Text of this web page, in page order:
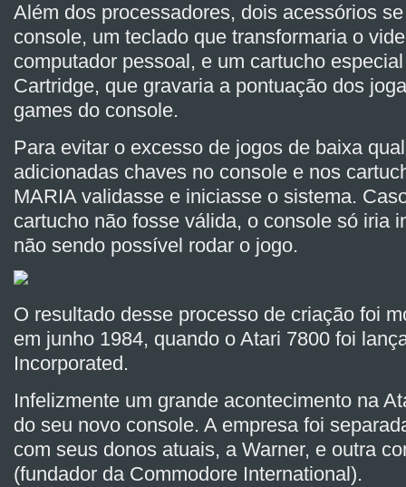
Além dos processadores, dois acessórios
console, um teclado que transformaria o
computador pessoal, e um cartucho
Cartridge, que gravaria a pontuação dos
games do console.
Para evitar o excesso de jogos de baixa
adicionadas chaves no console e nos
MARIA validasse e iniciasse o sistema.
cartucho não fosse válida, o console só iria
não sendo possível rodar o jogo.
O resultado desse processo de criação foi
em junho 1984, quando o Atari 7800 foi
Incorporated.
Infelizmente um grande acontecimento na
do seu novo console. A empresa foi
com seus donos atuais, a Warner, e outra
(fundador da Commodore International).